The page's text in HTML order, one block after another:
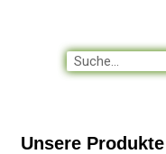
Unsere Produkte